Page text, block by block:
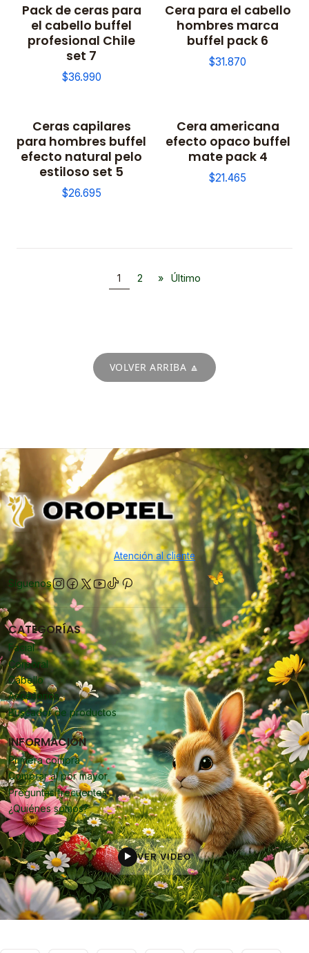
No disponible
Pack de ceras para
el cabello buffel
profesional Chile
set 7
$36.990
No disponible
Cera para el cabello
hombres marca
buffel pack 6
$31.870
No disponible
Ceras capilares
para hombres buffel
efecto natural pelo
estiloso set 5
$26.695
No disponible
Cera americana
efecto opaco buffel
mate pack 4
$21.465
1 2 » Último
VOLVER ARRIBA 🔼
Atención al cliente
Síguenos
CATEGORÍAS
Facial
Corporal
Cabello
Accesorios
Buscador de productos
INFORMACIÓN
Primera compra
Comprar al por mayor
Preguntas frecuentes
¿Quiénes somos?
▶ VER VIDEO